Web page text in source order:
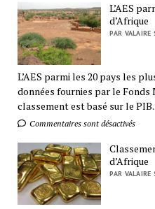
L’AES
d’Afrique
PAR VALAIRE
L’AES parmi les 20 pays les
données fournies par le
classement est basé sur le
Commentaires sont désactivés
d’Afrique
PAR VALAIRE